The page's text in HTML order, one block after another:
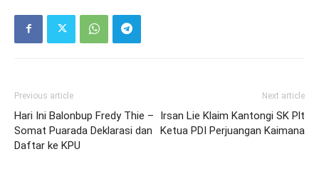
Previous article
Hari Ini Balonbup Fredy Thie –
Somat Puarada Deklarasi dan
Daftar ke KPU
Next article
Irsan Lie Klaim Kantongi SK Plt
Ketua PDI Perjuangan Kaimana